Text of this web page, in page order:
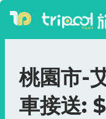
桃園市-
車接送: